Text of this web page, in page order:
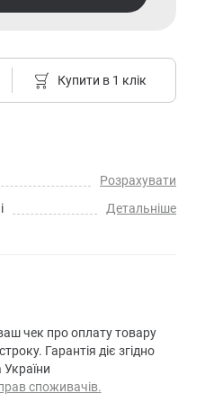
Купити в 1 клік
Розрахувати
Детальніше
чек про оплату товару
Гарантія діє згідно
споживачів.